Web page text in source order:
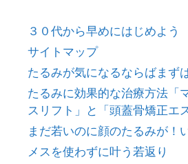
３０代から早めにはじめよう
サイトマップ
たるみが気になるならばまず
たるみに効果的な治療方法「
スリフト」と「頭蓋骨矯正エ
まだ若いのに顔のたるみが！
メスを使わずに叶う若返り